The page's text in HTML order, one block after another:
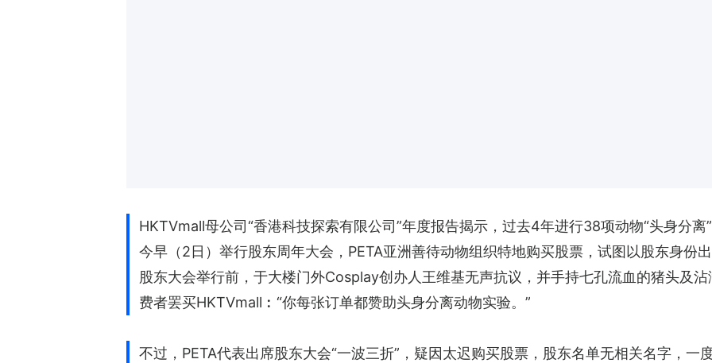
HKTVmall母公司“香港科技探索有限公司”年度报告揭示，过去4年进行38项动物“头身分
今早（2日）举行股东周年大会，PETA亚洲善待动物组织特地购买股票，试图以股东身份
股东大会举行前，于大楼门外Cosplay创办人王维基无声抗议，并手持七孔流血的猪头及
费者罢买HKTVmall︰“你每张订单都赞助头身分离动物实验。”
不过，PETA代表出席股东大会“一波三折”，疑因太迟购买股票，股东名单无相关名字，一